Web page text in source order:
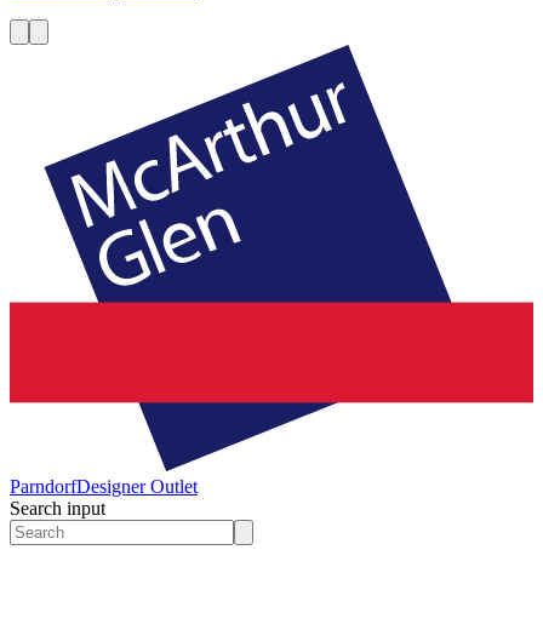
ParndorfDesigner Outlet
Search input